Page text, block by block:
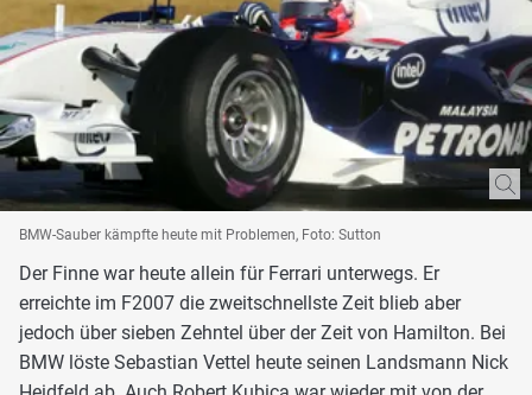
BMW-Sauber kämpfte heute mit Problemen, Foto: Sutton
Der Finne war heute allein für Ferrari unterwegs. Er
erreichte im F2007 die zweitschnellste Zeit blieb aber
jedoch über sieben Zehntel über der Zeit von Hamilton. Bei
BMW löste Sebastian Vettel heute seinen Landsmann Nick